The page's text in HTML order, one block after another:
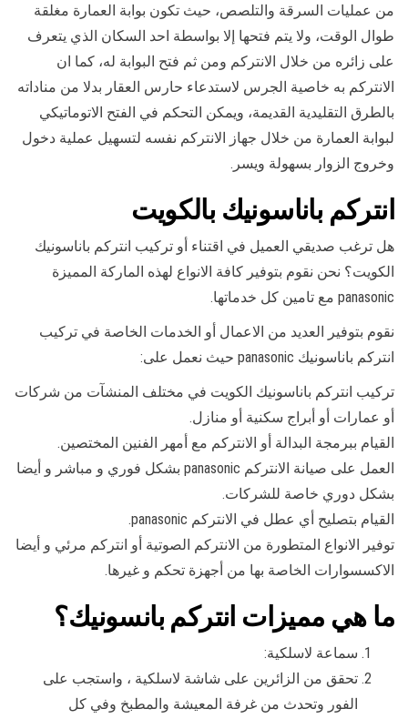
من عمليات السرقة والتلصص، حيث تكون بوابة العمارة مغلقة
طوال الوقت، ولا يتم فتحها إلا بواسطة احد السكان الذي يتعرف
على زائره من خلال الانتركم ومن ثم فتح البوابة له، كما ان
الانتركم به خاصية الجرس لاستدعاء حارس العقار بدلا من مناداته
بالطرق التقليدية القديمة، ويمكن التحكم في الفتح الاتوماتيكي
لبوابة العمارة من خلال جهاز الانتركم نفسه لتسهيل عملية دخول
وخروج الزوار بسهولة ويسر.
انتركم باناسونيك بالكويت
هل ترغب صديقي العميل في اقتناء أو تركيب انتركم باناسونيك
الكويت؟ نحن نقوم بتوفير كافة الانواع لهذه الماركة المميزة
panasonic مع تامين كل خدماتها.
نقوم بتوفير العديد من الاعمال أو الخدمات الخاصة في تركيب
انتركم باناسونيك panasonic حيث نعمل على:
تركيب انتركم باناسونيك الكويت في مختلف المنشآت من شركات
أو عمارات أو أبراج سكنية أو منازل.
القيام ببرمجة البدالة أو الانتركم مع أمهر الفنين المختصين.
العمل على صيانة الانتركم panasonic بشكل فوري و مباشر و أيضا
بشكل دوري خاصة للشركات.
القيام بتصليح أي عطل في الانتركم panasonic.
توفير الانواع المتطورة من الانتركم الصوتية أو انتركم مرئي و أيضا
الاكسسوارات الخاصة بها من أجهزة تحكم و غيرها.
ما هي مميزات انتركم بانسونيك؟
سماعة لاسلكية:
تحقق من الزائرين على شاشة لاسلكية ، واستجب على
الفور وتحدث من غرفة المعيشة والمطبخ وفي كل